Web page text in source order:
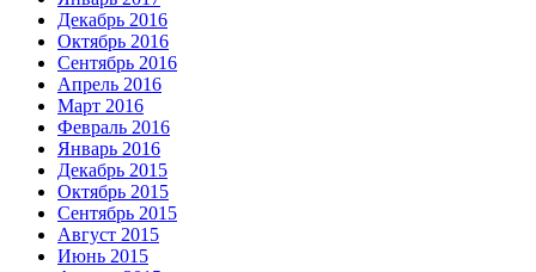
Декабрь 2016
Октябрь 2016
Сентябрь 2016
Апрель 2016
Март 2016
Февраль 2016
Январь 2016
Декабрь 2015
Октябрь 2015
Сентябрь 2015
Август 2015
Июнь 2015